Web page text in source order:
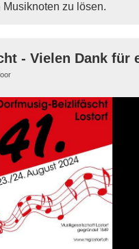
zu lösen.